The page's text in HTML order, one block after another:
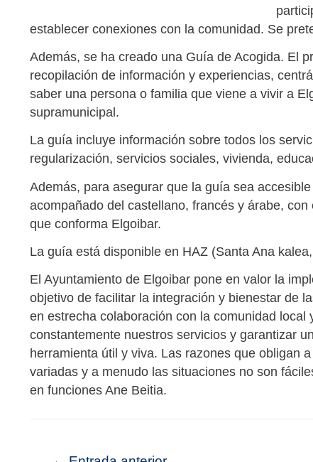
establecer conexiones con la comunidad. Se
Además, se ha creado una Guía de Acogida. El
recopilación de información y experiencias,
saber una persona o familia que viene a vivir a
supramunicipal.
La guía incluye información sobre todos los
regularización, servicios sociales, vivienda,
Además, para asegurar que la guía sea
acompañado del castellano, francés y árabe,
que conforma Elgoibar.
La guía está disponible en HAZ (Santa Ana
El Ayuntamiento de Elgoibar pone en valor la
objetivo de facilitar la integración y bienestar de
en estrecha colaboración con la comunidad
constantemente nuestros servicios y garantizar
herramienta útil y viva. Las razones que obligan
variadas y a menudo las situaciones no son
en funciones Ane Beitia.